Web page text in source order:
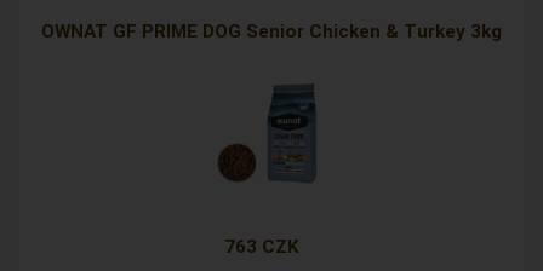
OWNAT GF PRIME DOG Senior Chicken & Turkey 3kg
763 CZK